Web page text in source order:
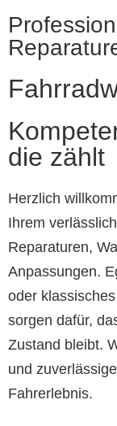
die zählt
Herzlich
Ihrem
Reparaturen,
Anpassungen.
oder
sorgen dafür,
Zustand bleibt.
und
Fahrerlebnis.